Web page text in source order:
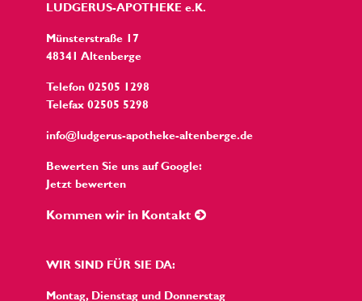
LUDGERUS-APOTHEKE e.K.
Münsterstraße 17
48341 Altenberge
Telefon 02505 1298
Telefax 02505 5298
info@ludgerus-apotheke-altenberge.de
Bewerten Sie uns auf Google:
Jetzt bewerten
Kommen wir in Kontakt
WIR SIND FÜR SIE DA:
Montag, Dienstag und Donnerstag